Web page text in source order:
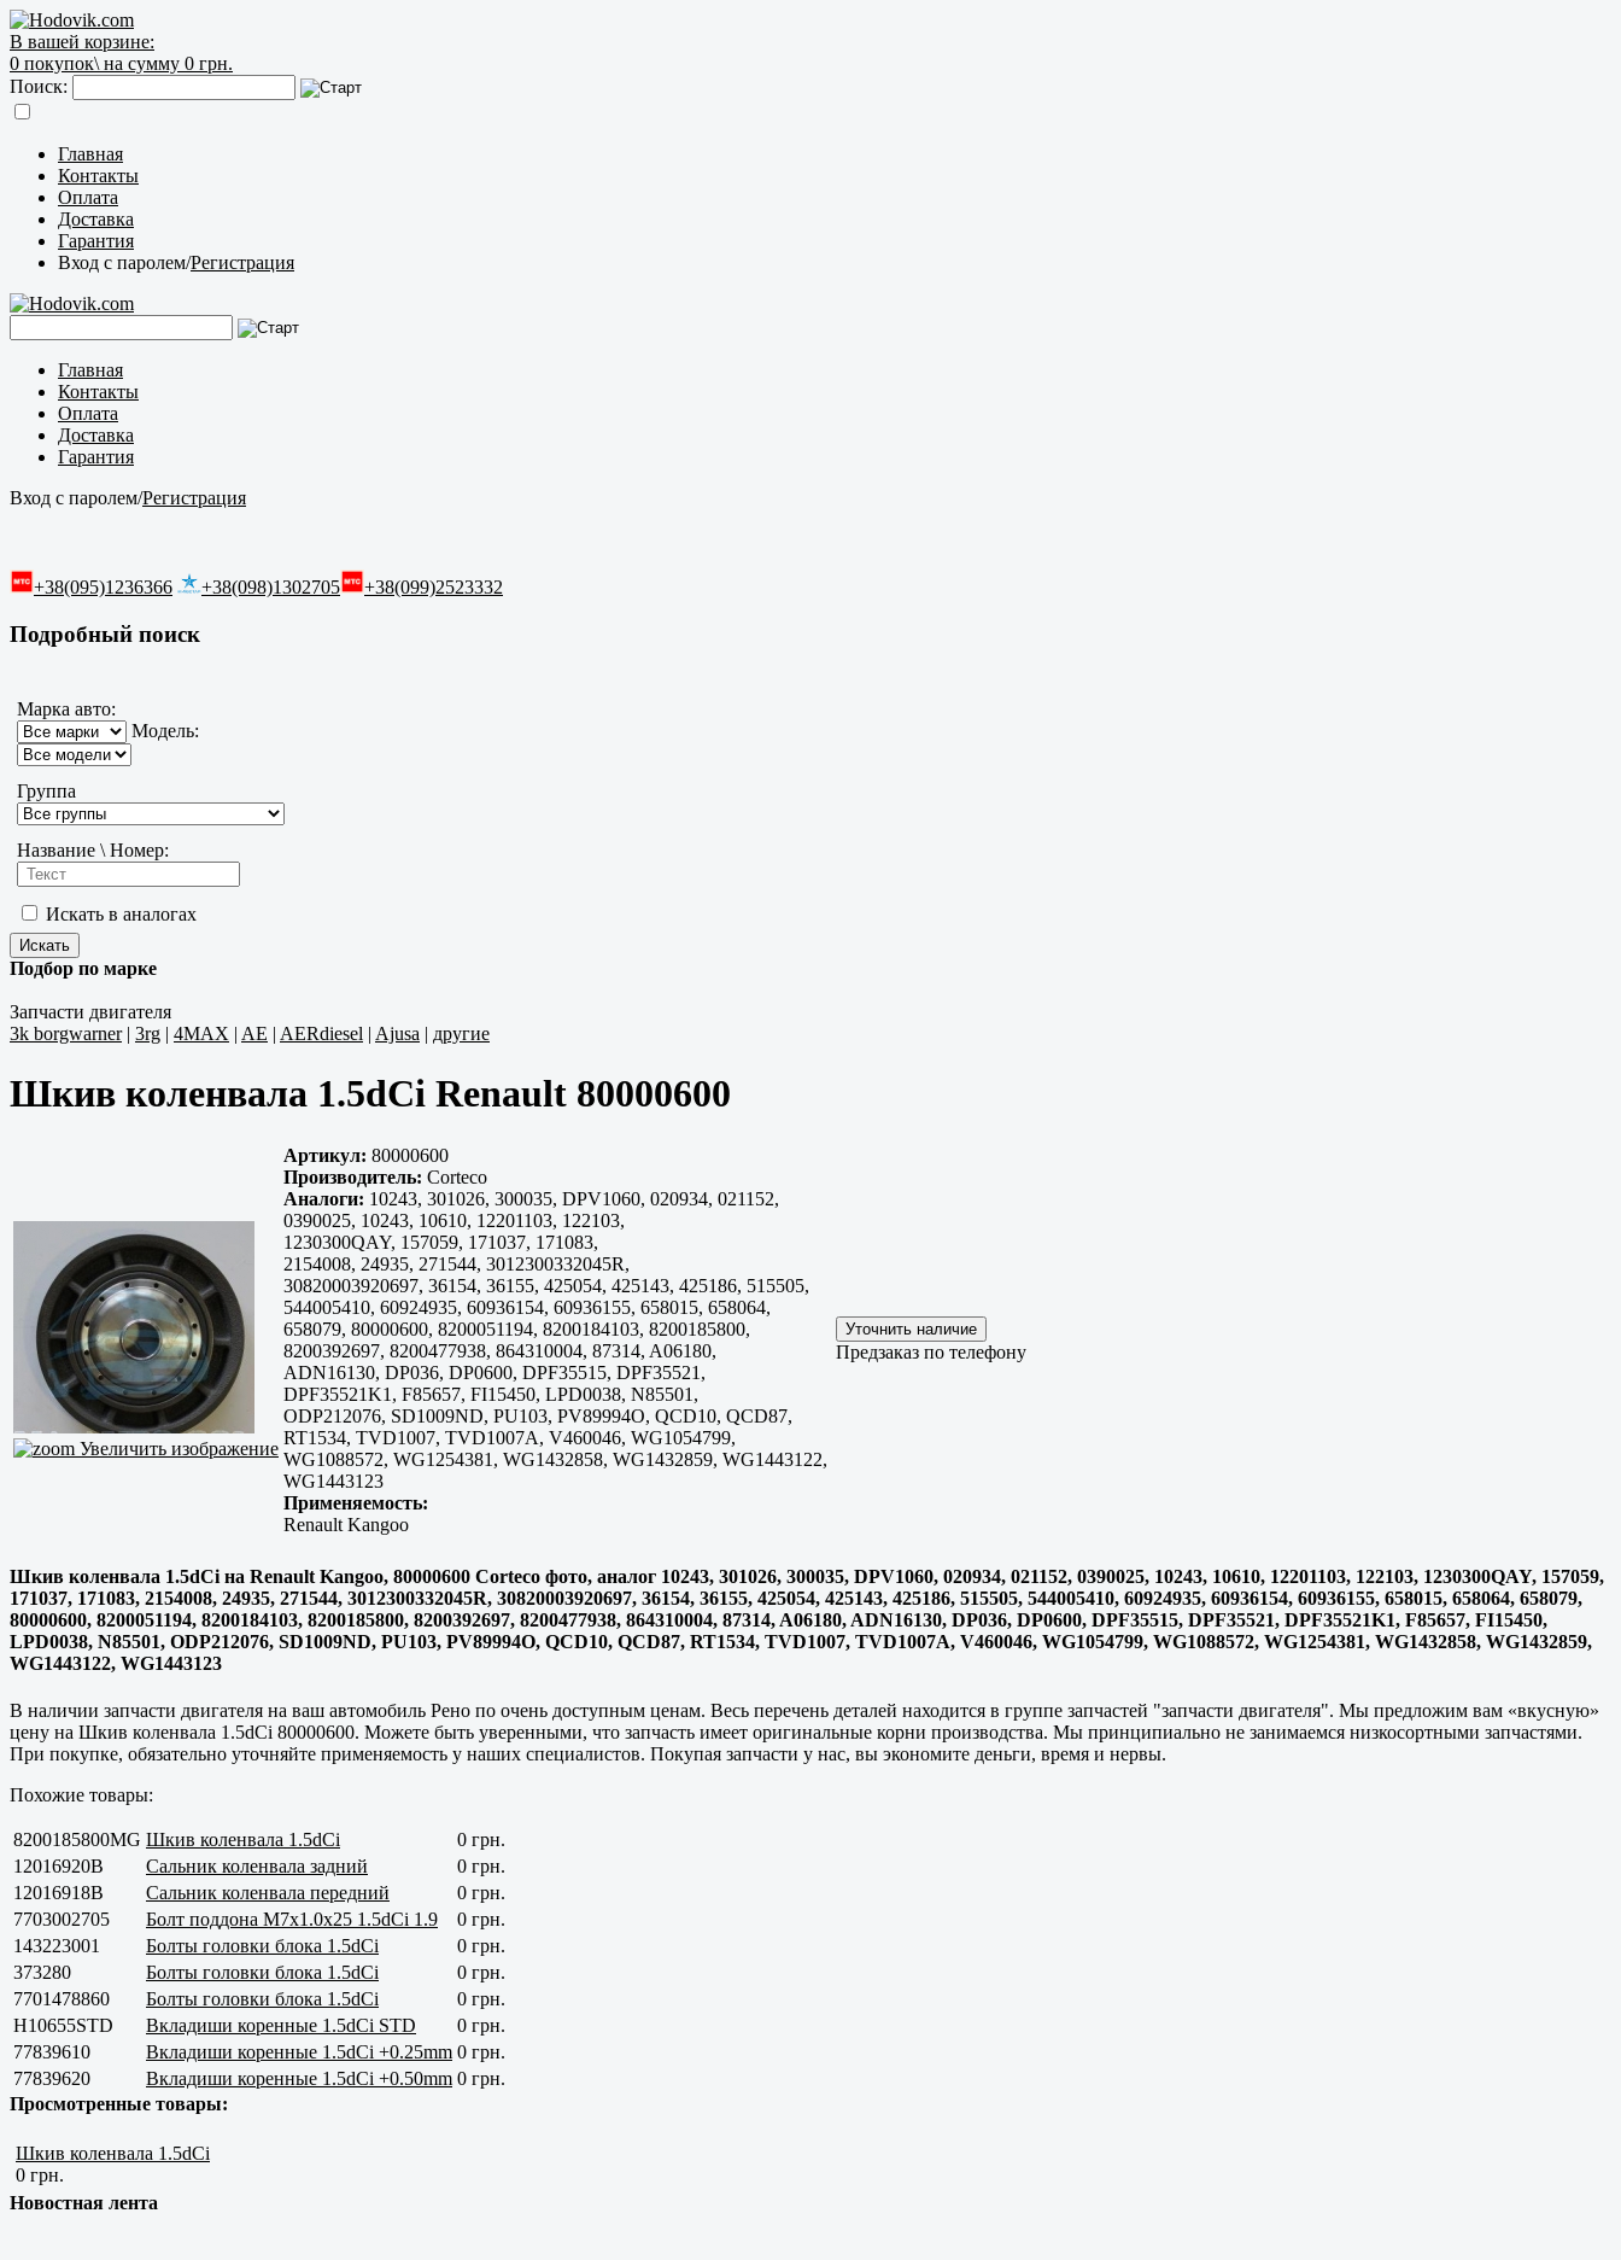
В вашей корзине:
0 покупок\ на сумму 0 грн.
Поиск:
Главная
Контакты
Оплата
Доставка
Гарантия
Вход с паролем/Регистрация
Главная
Контакты
Оплата
Доставка
Гарантия
Вход с паролем/Регистрация
+38(095)1236366 +38(098)1302705 +38(099)2523332
Подробный поиск
Марка авто:
Модель:
Группа
Название \ Номер:
Искать в аналогах
Подбор по марке
Запчасти двигателя
3k borgwarner| 3rg | 4MAX | AE | AERdiesel | Ajusa | другие
Шкив коленвала 1.5dCi Renault 80000600
Увеличить изображение
Артикул: 80000600
Производитель: Corteco
Аналоги: 10243, 301026, 300035, DPV1060, 020934, 021152,
0390025, 10243, 10610, 12201103, 122103,
1230300QAY, 157059, 171037, 171083,
2154008, 24935, 271544, 3012300332045R,
30820003920697, 36154, 36155, 425054, 425143, 425186, 515505,
544005410, 60924935, 60936154, 60936155, 658015, 658064,
658079, 80000600, 8200051194, 8200184103, 8200185800,
8200392697, 8200477938, 864310004, 87314, A06180,
ADN16130, DP036, DP0600, DPF35515, DPF35521,
DPF35521K1, F85657, FI15450, LPD0038, N85501,
ODP212076, SD1009ND, PU103, PV89994O, QCD10, QCD87,
RT1534, TVD1007, TVD1007A, V460046, WG1054799,
WG1088572, WG1254381, WG1432858, WG1432859, WG1443122,
WG1443123
Применяемость:
Renault Kangoo
Предзаказ по телефону
Шкив коленвала 1.5dCi на Renault Kangoo, 80000600 Corteco фото, аналог 10243, 301026, 300035, DPV1060, 020934, 021152, 0390025, 10243, 10610, 12201103, 122103, 1230300QAY, 157059,
171037, 171083, 2154008, 24935, 271544, 3012300332045R, 30820003920697, 36154, 36155, 425054, 425143, 425186, 515505, 544005410, 60924935, 60936154, 60936155, 658015, 658064, 658079,
80000600, 8200051194, 8200184103, 8200185800, 8200392697, 8200477938, 864310004, 87314, A06180, ADN16130, DP036, DP0600, DPF35515, DPF35521, DPF35521K1, F85657, FI15450,
LPD0038, N85501, ODP212076, SD1009ND, PU103, PV89994O, QCD10, QCD87, RT1534, TVD1007, TVD1007A, V460046, WG1054799, WG1088572, WG1254381, WG1432858, WG1432859,
WG1443122, WG1443123
В наличии запчасти двигателя на ваш автомобиль Рено по очень доступным ценам. Весь перечень деталей находится в группе запчастей "запчасти двигателя". Мы предложим вам «вкусную»
цену на Шкив коленвала 1.5dCi 80000600. Можете быть уверенными, что запчасть имеет оригинальные корни производства. Мы принципиально не занимаемся низкосортными запчастями.
При покупке, обязательно уточняйте применяемость у наших специалистов. Покупая запчасти у нас, вы экономите деньги, время и нервы.
Похожие товары:
8200185800MG Шкив коленвала 1.5dCi
0 грн.
12016920B
Сальник коленвала задний
0 грн.
12016918B
Сальник коленвала передний
0 грн.
7703002705
Болт поддона M7x1.0x25 1.5dCi 1.9
0 грн.
143223001
Болты головки блока 1.5dCi
0 грн.
373280
Болты головки блока 1.5dCi
0 грн.
7701478860
Болты головки блока 1.5dCi
0 грн.
H10655STD
Вкладиши коренные 1.5dCi STD
0 грн.
77839610
Вкладиши коренные 1.5dCi +0.25mm 0 грн.
77839620
Вкладиши коренные 1.5dCi +0.50mm 0 грн.
Просмотренные товары:
Шкив коленвала 1.5dCi
0 грн.
Новостная лента